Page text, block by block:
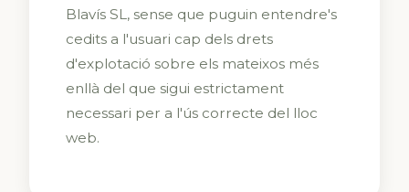
Blavís SL, sense que puguin entendre's
cedits a l'usuari cap dels drets
d'explotació sobre els mateixos més
enllà del que sigui estrictament
necessari per a l'ús correcte del lloc
web.